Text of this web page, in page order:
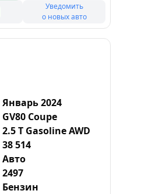
Уведомить
о новых авто
Январь 2024
GV80 Coupe
2.5 T Gasoline AWD
38 514
Авто
2497
Бензин